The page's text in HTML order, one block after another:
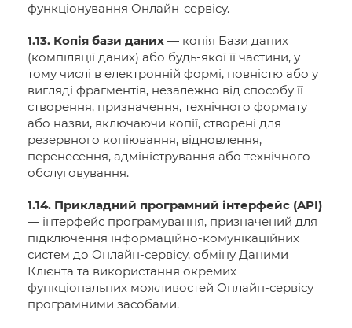
функціонування Онлайн-сервісу.
1.13. Копія бази даних — копія Бази даних
(компіляції даних) або будь-якої її частини, у
тому числі в електронній формі, повністю або у
вигляді фрагментів, незалежно від способу її
створення, призначення, технічного формату
або назви, включаючи копії, створені для
резервного копіювання, відновлення,
перенесення, адміністрування або технічного
обслуговування.
1.14. Прикладний програмний інтерфейс (API)
— інтерфейс програмування, призначений для
підключення інформаційно-комунікаційних
систем до Онлайн-сервісу, обміну Даними
Клієнта та використання окремих
функціональних можливостей Онлайн-сервісу
програмними засобами.